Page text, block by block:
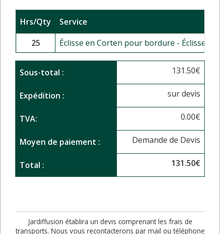
Hrs/Qty
Service
25
Éclisse en Corten pour bordure - Éclisse
Sous-total : 131.50€
Expédition : sur devis
TVA: 0.00€
Moyen de paiement : Demande de Devis
Total : 131.50€
Jardiffusion établira un devis comprenant les frais de
transports. Nous vous recontacterons par mail ou téléphone